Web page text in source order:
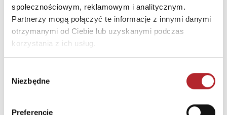
społecznościowym, reklamowym i analitycznym.
Partnerzy mogą połączyć te informacje z innymi danymi
otrzymanymi od Ciebie lub uzyskanymi podczas
korzystania z ich usług.
zgody
Niezbędne
Preferencje
Sug. cena det. 19,99zł(brutto)
Zaloguj się, aby kupić
Sug. cena det. 49,99
Zaloguj się, aby kupić